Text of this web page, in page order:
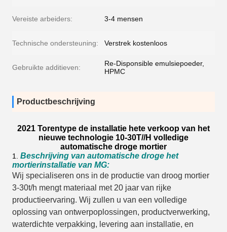
Vereiste arbeiders: 3-4 mensen
Technische ondersteuning: Verstrek kostenloos
Gebruikte additieven:
Re-Disponsible emulsiepoeder,
HPMC
Productbeschrijving
2021 Torentype de installatie hete verkoop van het
nieuwe technologie 10-30T//H volledige
automatische droge mortier
1. Beschrijving van automatische droge het
mortierinstallatie van MG:
Wij specialiseren ons in de productie van droog mortier
3-30t/h mengt materiaal met 20 jaar van rijke
productieervaring. Wij zullen u van een volledige
oplossing van ontwerpoplossingen, productverwerking,
waterdichte verpakking, levering aan installatie, en